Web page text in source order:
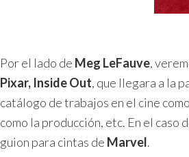
Por el lado de Meg LeFauve,
Pixar, Inside Out, que llegara a la
catálogo de trabajos en el cine
como la producción, etc. En el
guion para cintas de Marvel.